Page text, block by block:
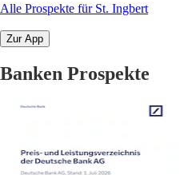
Alle Prospekte für St. Ingbert
Zur App
Banken Prospekte